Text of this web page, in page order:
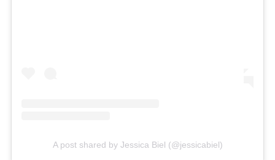
A post shared by Jessica Biel (@jessicabiel)